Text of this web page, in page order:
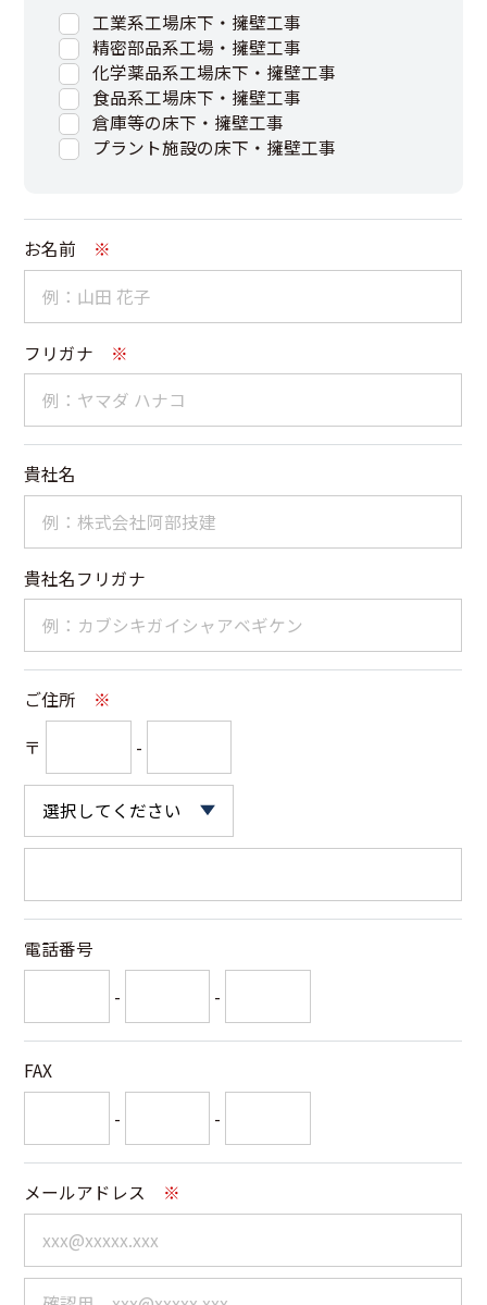
工業系工場床下・擁壁工事
精密部品系工場・擁壁工事
化学薬品系工場床下・擁壁工事
食品系工場床下・擁壁工事
倉庫等の床下・擁壁工事
プラント施設の床下・擁壁工事
お名前 ※
フリガナ ※
貴社名
貴社名フリガナ
ご住所 ※
〒
-
電話番号
-
-
FAX
-
-
メールアドレス ※